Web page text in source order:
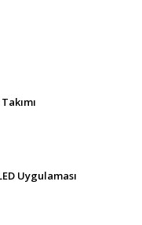
Uygulaması